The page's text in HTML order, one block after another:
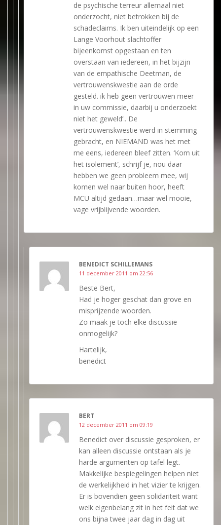
de psychische terreur allemaal niet
onderzocht, niet betrokken bij de
schadeclaims. Ik ben uiteindelijk op een
Lange Voorhout slachtoffer
bijeenkomst opgestaan en ten
overstaan van iedereen, in het bijzijn
van de empathische Deetman, de
vertrouwenskwestie aan de orde
gesteld. ik heb geen vertrouwen meer
in uw commissie, daarbij u onderzoekt
niet het geweld’.. De
vertrouwenskwestie werd in stemming
gebracht, en NIEMAND was het met
me eens, iedereen bleef zitten. ‘Kom uit
het isolement’, schrijf je, nou daar
hebben we geen probleem mee, wij
komen wel naar buiten hoor, heeft
MCU altijd gedaan…maar wel mooie,
vage vrijblijvende woorden.
BENEDICT SCHILLEMANS
11 december 2011 om 22:56
Beste Bert,
Had je hoger geschat dan grove en
misprijzende woorden.
Zo maak je toch elke discussie
onmogelijk?
Hartelijk,
benedict
BERT
12 december 2011 om 09:19
Benedict over discussie gesproken, er
kan alleen discussie ontstaan als je
harde argumenten op tafel legt.
Makkelijke bespiegelingen helpen niet
de werkelijkheid in het vizier te krijgen.
Er is bovendien geen solidariteit want
welk eigenbelang zit in het feit dat we
ons bijna twee jaar dag in dag uit